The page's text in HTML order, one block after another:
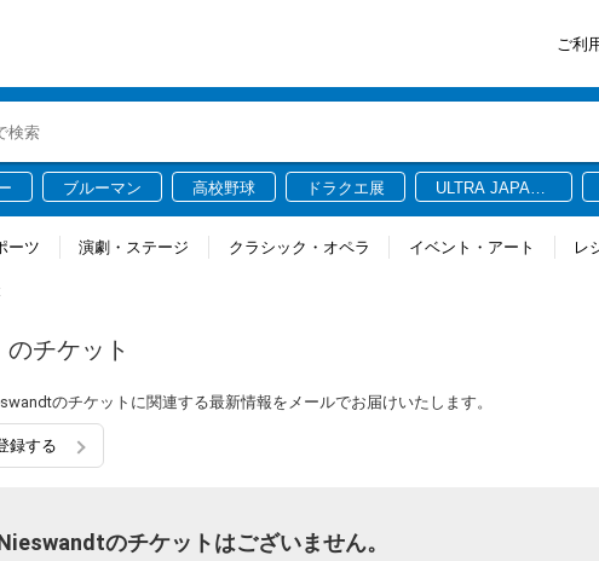
ご利
ブルーマン 高校野球 ドラクエ展
ULTRA JAPAN
ーツ 演劇・ステージ クラシック・オペラ イベント・アート レ
のチケット
のチケットに関連する最新情報をメールでお届けいたします。
録する
のチケットはございません。